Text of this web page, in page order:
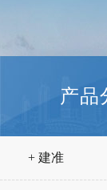
产品
+ 建准